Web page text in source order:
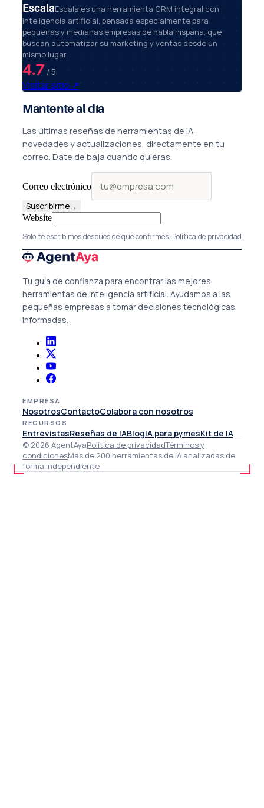
EscalaEscala es una herramienta CRM integral con
inteligencia artificial, pensada especialmente para
pequeñas y medianas empresas de habla hispana, que
buscan automatizar su marketing y ventas desde un
mismo lugar.
4.7 / 5
Visitar sitio ↗
Mantente al día
Las últimas reseñas de herramientas de IA,
novedades y actualizaciones, directamente en tu
correo. Date de baja cuando quieras.
Correo electrónico
Suscribirme→
Website
Solo te escribimos después de que confirmes. Política de privacidad
Tu guía de confianza para encontrar las mejores
herramientas de inteligencia artificial. Ayudamos a las
pequeñas empresas a tomar decisiones tecnológicas
informadas.
EMPRESA
NosotrosContactoColabora con nosotros
RECURSOS
EntrevistasReseñas de IABlogIA para pymesKit de IA
© 2026 AgentAyaPolítica de privacidadTérminos y
condicionesMás de 200 herramientas de IA analizadas de
forma independiente